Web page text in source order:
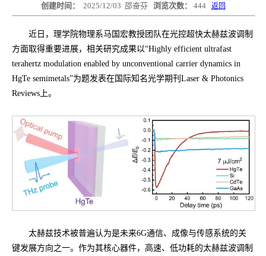
创建时间： 2025/12/03 邵奋芬 浏览次数： 444 返回
近日，理学院物理系马国宏教授团队在光控超快太赫兹波调制
方面取得重要进展，相关研究成果以“Highly efficient ultrafast
terahertz modulation enabled by unconventional carrier dynamics in
HgTe semimetals”为题发表在国际知名光学期刊Laser & Photonics
Reviews上。
太赫兹技术被普遍认为是未来6G通信、成像与传感系统的关
键发展方向之一。作为其核心器件，高速、低功耗的太赫兹波调制